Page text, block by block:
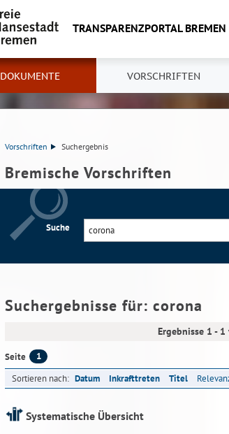
TRANSPARENZPORTAL BREMEN
DOKUMENTE VORSCHRIFTEN
Vorschriften Suchergebnis
Bremische Vorschriften
Suche
Suchergebnisse für: corona
Ergebnisse 1 -
Seite 1
Sortieren nach: Datum Inkrafttreten Titel
Systematische Übersicht